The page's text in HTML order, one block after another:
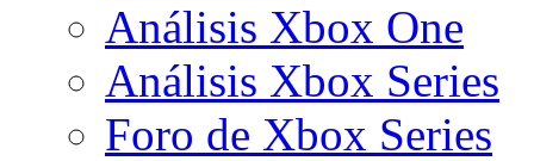
Análisis Xbox One
Análisis Xbox Series
Foro de Xbox Series